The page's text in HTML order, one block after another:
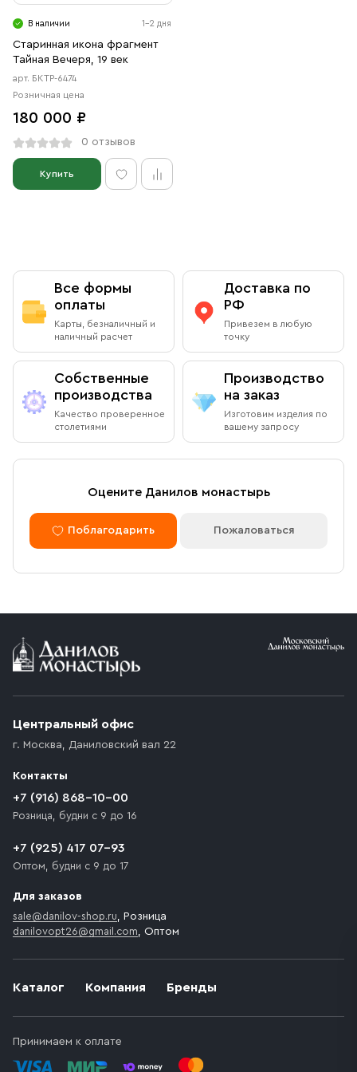
Свечи
Ювелирные изделия
В наличии 1-2 дня
Старинная икона фрагмент
Тайная Вечеря, 19 век
арт. БКТР-6474
Розничная цена
180 000 ₽
0 отзывов
Купить
Все формы
оплаты
Карты, безналичный и
наличный расчет
Доставка по
РФ
Привезем в любую
точку
Собственные
производства
Качество проверенное
столетиями
Производство
на заказ
Изготовим изделия по
вашему запросу
Оцените Данилов монастырь
Поблагодарить Пожаловаться
Каталог Компания Бренды
Принимаем к оплате
Центральный офис
г. Москва, Даниловский вал 22
Контакты
+7 (916) 868-10-00
Розница, будни с 9 до 16
+7 (925) 417 07-93
Оптом, будни с 9 до 17
Для заказов
sale@danilov-shop.ru, Розница
danilovopt26@gmail.com, Оптом